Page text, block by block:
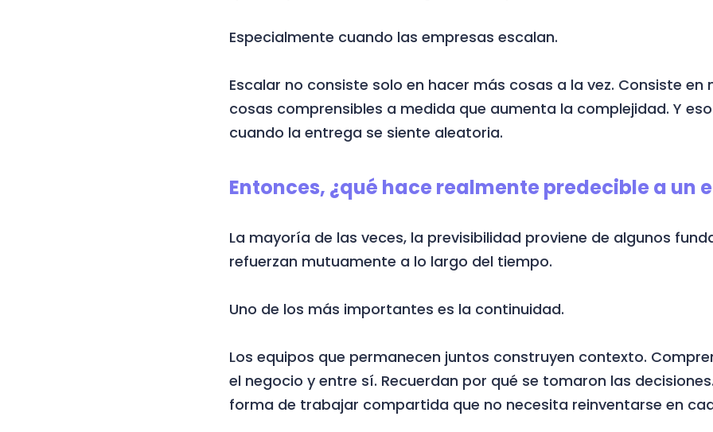
Especialmente cuando las empresas escalan.
Escalar no consiste solo en hacer más cosas a la vez. Consiste en
cosas comprensibles a medida que aumenta la complejidad. Y
cuando la entrega se siente aleatoria.
Entonces, ¿qué hace realmente predecible a un
La mayoría de las veces, la previsibilidad proviene de algunos
refuerzan mutuamente a lo largo del tiempo.
Uno de los más importantes es la continuidad.
Los equipos que permanecen juntos construyen contexto.
el negocio y entre sí. Recuerdan por qué se tomaron las
forma de trabajar compartida que no necesita reinventarse en